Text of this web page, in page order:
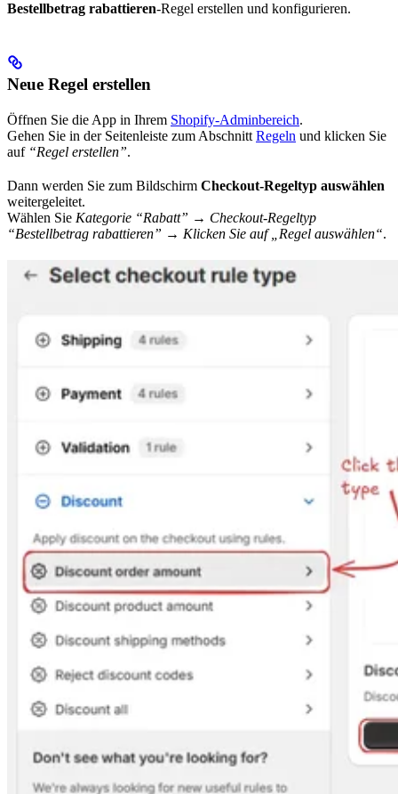
Bestellbetrag rabattieren-Regel erstellen und konfigurieren.
Neue Regel erstellen
Öffnen Sie die App in Ihrem Shopify-Adminbereich.
Gehen Sie in der Seitenleiste zum Abschnitt Regeln und klicken Sie
auf “Regel erstellen”.
Dann werden Sie zum Bildschirm Checkout-Regeltyp auswählen
weitergeleitet.
Wählen Sie Kategorie “Rabatt” → Checkout-Regeltyp
“Bestellbetrag rabattieren” → Klicken Sie auf „Regel auswählen“.